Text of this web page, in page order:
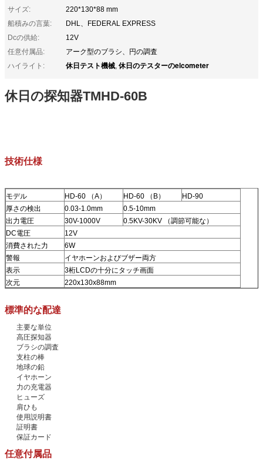
サイズ:
220*130*88 mm
船積みの言葉:
DHL、FEDERAL EXPRESS
Dcの供給:
12V
任意付属品:
アーク型のブラシ、円の調査
ハイライト:
休日テスト機械, 休日のテスターのelcometer
休日の探知器TMHD-60B
技術仕様
モデル HD-60 （A） HD-60 （B）
HD-90
厚さの検出
0.03-1.0mm
0.5-10mm
出力電圧
30V-1000V
0.5KV-30KV （調節可能な）
DC電圧
12V
消費された力
6W
警報
イヤホーンおよびブザー両方
表示
3桁LCDの十分にタッチ画面
次元
220x130x88mm
標準的な配達
主要な単位
高圧探知器
ブラシの調査
支柱の棒
地球の鉛
イヤホーン
力の充電器
ヒューズ
肩ひも
使用説明書
証明書
保証カード
任意付属品